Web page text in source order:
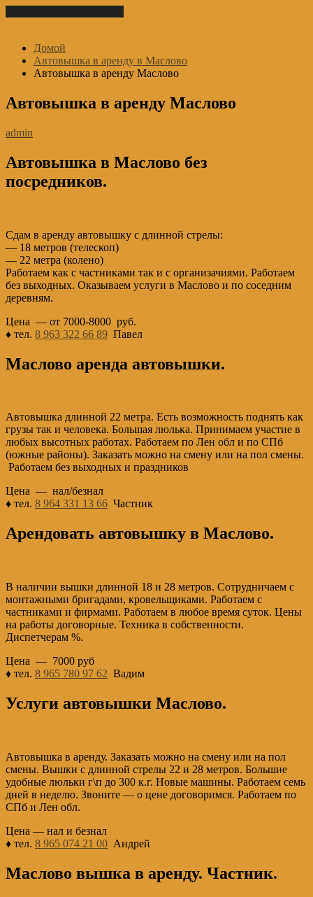
Домой
Автовышка в аренду в Маслово
Автовышка в аренду Маслово
Автовышка в аренду Маслово
admin
Автовышка в Маслово без
посредников.
Сдам в аренду автовышку с длинной стрелы:
— 18 метров (телескоп)
— 22 метра (колено)
Работаем как с частниками так и с организачиями. Работаем
без выходных. Оказываем услуги в Маслово и по соседним
деревням.
Цена — от 7000-8000 руб.
♦ тел. 8 963 322 66 89 Павел
Маслово аренда автовышки.
Автовышка длинной 22 метра. Есть возможность поднять как
грузы так и человека. Большая люлька. Принимаем участие в
любых высотных работах. Работаем по Лен обл и по СПб
(южные районы). Заказать можно на смену или на пол смены.
Работаем без выходных и праздников
Цена — нал/безнал
♦ тел. 8 964 331 13 66 Частник
Арендовать автовышку в Маслово.
В наличии вышки длинной 18 и 28 метров. Сотрудничаем с
монтажными бригадами, кровельщиками. Работаем с
частниками и фирмами. Работаем в любое время суток. Цены
на работы договорные. Техника в собственности.
Диспетчерам %.
Цена — 7000 руб
♦ тел. 8 965 780 97 62 Вадим
Услуги автовышки Маслово.
Автовышка в аренду. Заказать можно на смену или на пол
смены. Вышки с длинной стрелы 22 и 28 метров. Большие
удобные люльки г\п до 300 к.г. Новые машины. Работаем семь
дней в неделю. Звоните — о цене договоримся. Работаем по
СПб и Лен обл.
Цена — нал и безнал
♦ тел. 8 965 074 21 00 Андрей
Маслово вышка в аренду. Частник.